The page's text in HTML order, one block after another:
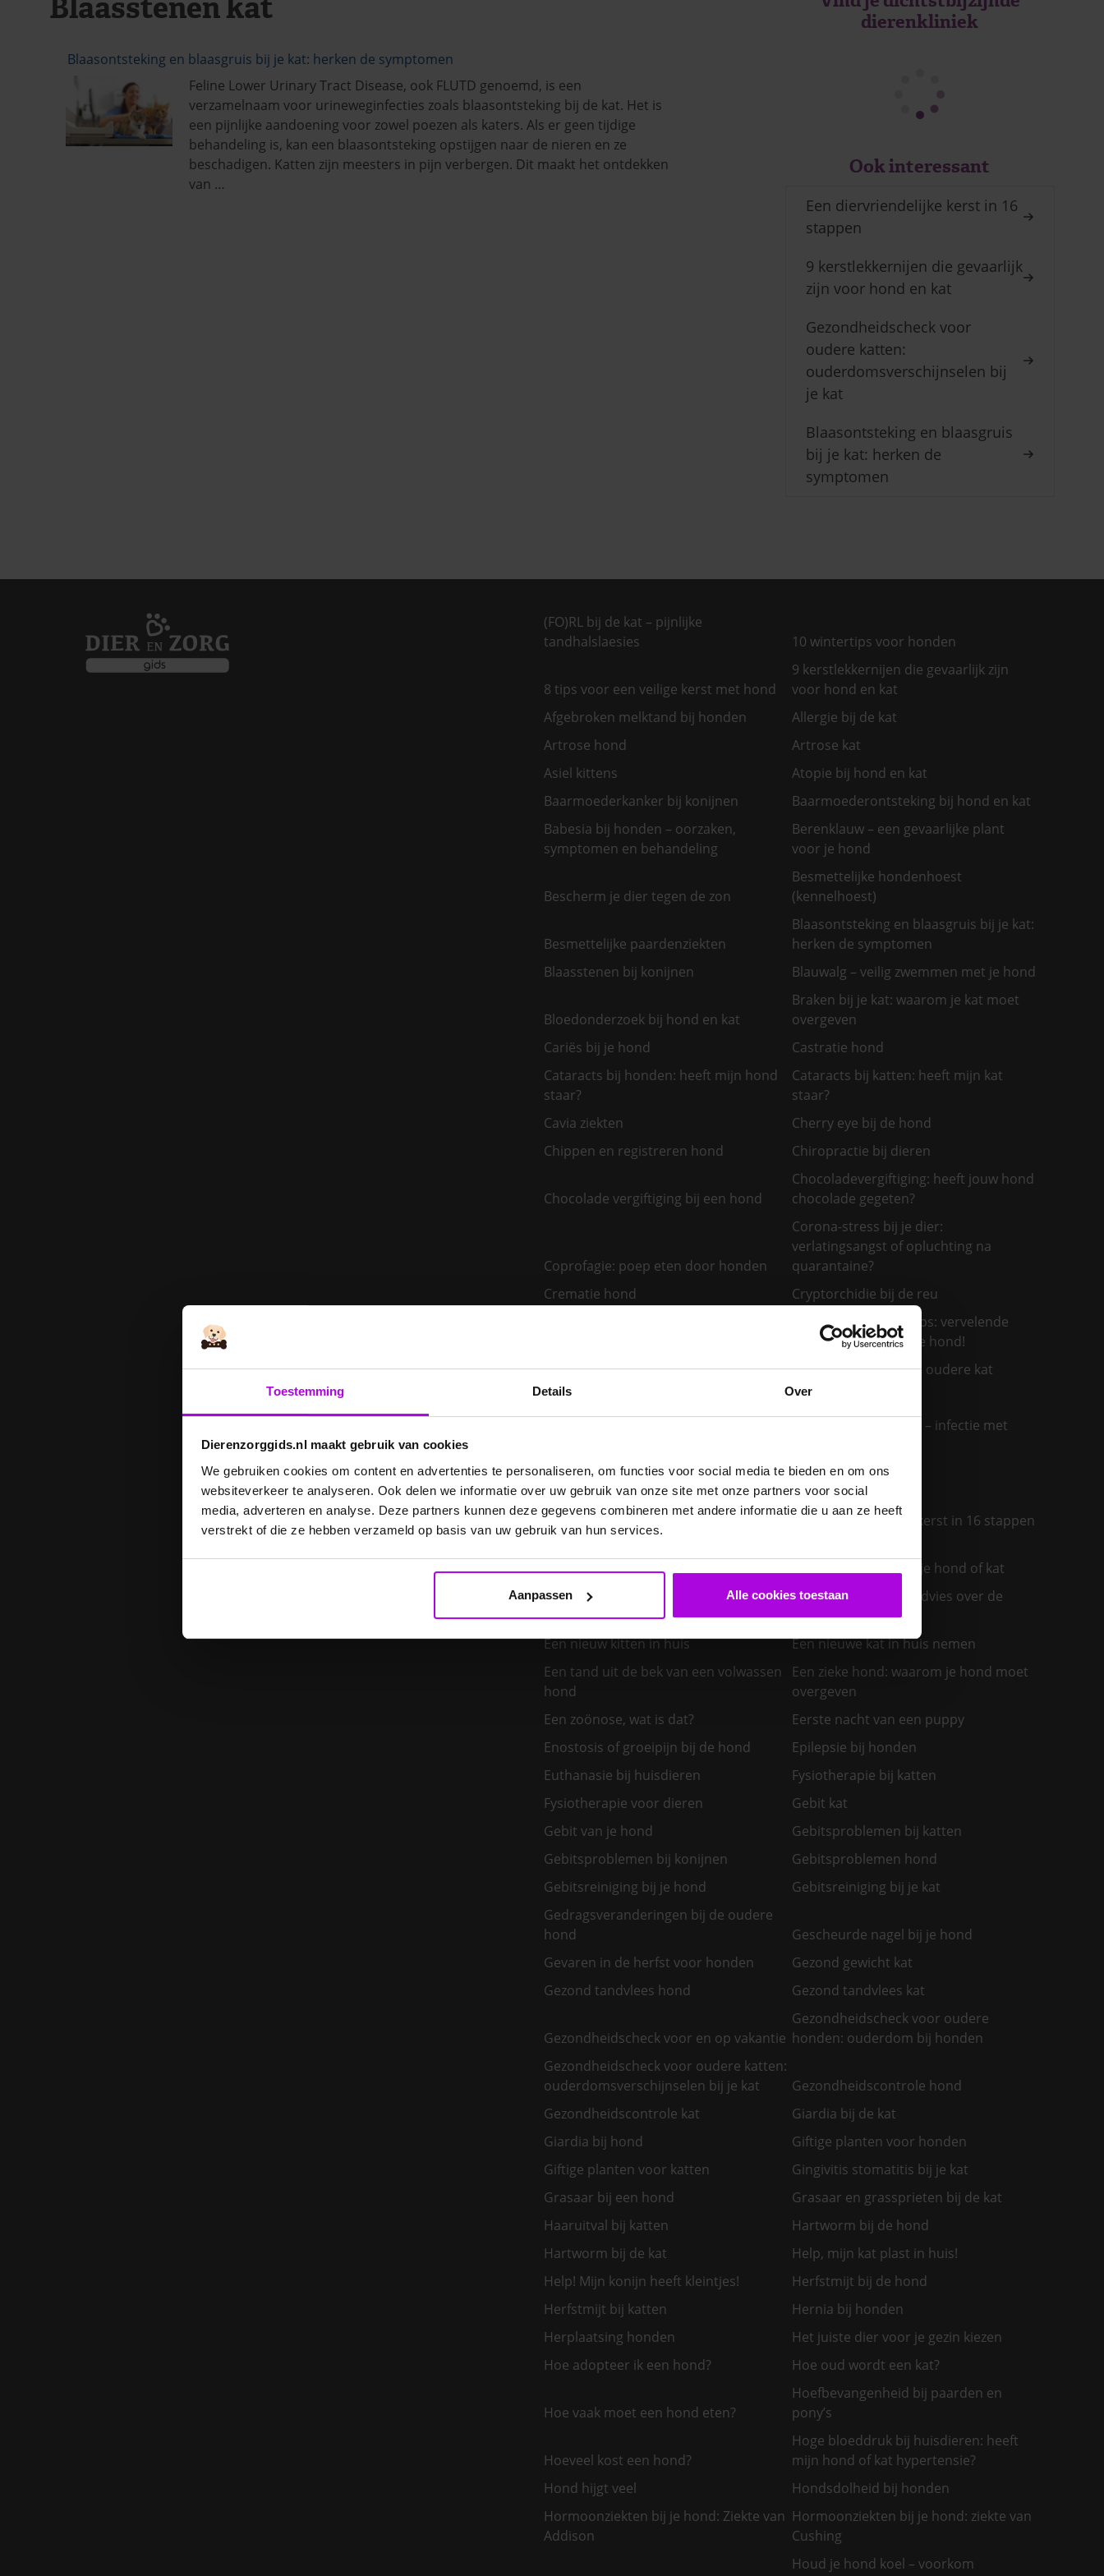
Toestemming Details Over
Dierenzorggids.nl maakt gebruik van cookies
We gebruiken cookies om content en advertenties te personaliseren, om functies voor social media te bieden en om ons
websiteverkeer te analyseren. Ook delen we informatie over uw gebruik van onze site met onze partners voor social
media, adverteren en analyse. Deze partners kunnen deze gegevens combineren met andere informatie die u aan ze heeft
verstrekt of die ze hebben verzameld op basis van uw gebruik van hun services.
Aanpassen Alle cookies toestaan
Blaasontsteking en blaasgruis bij je kat: herken de symptomen
Feline Lower Urinary Tract Disease, ook FLUTD genoemd, is een
verzamelnaam voor urineweginfecties zoals blaasontsteking bij de kat. Het is
een pijnlijke aandoening voor zowel poezen als katers. Als er geen tijdige
behandeling is, kan een blaasontsteking opstijgen naar de nieren en ze
beschadigen. Katten zijn meesters in pijn verbergen. Dit maakt het ontdekken
van …
dierenkliniek
Ook interessant
Een diervriendelijke kerst in 16
stappen
9 kerstlekkernijen die gevaarlijk
zijn voor hond en kat
Gezondheidscheck voor
oudere katten:
ouderdomsverschijnselen bij
je kat
Blaasontsteking en blaasgruis
bij je kat: herken de
symptomen
(FO)RL bij de kat – pijnlijke
tandhalslaesies
10 wintertips voor honden
8 tips voor een veilige kerst met hond
9 kerstlekkernijen die gevaarlijk zijn
voor hond en kat
Afgebroken melktand bij honden
Allergie bij de kat
Artrose hond
Artrose kat
Asiel kittens
Atopie bij hond en kat
Baarmoederkanker bij konijnen
Baarmoederontsteking bij hond en kat
Babesia bij honden – oorzaken,
symptomen en behandeling
Berenklauw – een gevaarlijke plant
voor je hond
Bescherm je dier tegen de zon
Besmettelijke hondenhoest
(kennelhoest)
Besmettelijke paardenziekten
Blaasontsteking en blaasgruis bij je kat:
herken de symptomen
Blaasstenen bij konijnen
Blauwalg – veilig zwemmen met je hond
Bloedonderzoek bij hond en kat
Braken bij je kat: waarom je kat moet
overgeven
Cariës bij je hond
Castratie hond
Cataracts bij honden: heeft mijn hond
staar?
Cataracts bij katten: heeft mijn kat
staar?
Cavia ziekten
Cherry eye bij de hond
Chippen en registreren hond
Chiropractie bij dieren
Chocolade vergiftiging bij een hond
Chocoladevergiftiging: heeft jouw hond
chocolade gegeten?
Coprofagie: poep eten door honden
Corona-stress bij je dier:
verlatingsangst of opluchting na
quarantaine?
Crematie hond
Cryptorchidie bij de reu
De eikenprocessierups: vervelende
irritatie voor jou en je hond!
De juiste dierenarts kiezen
De verzorging van de oudere kat
De ziekte van Lyme bij de hond
De ziekte van Weil
Demodex bij honden – infectie met
Diabetes bij honden: herken de
signalen van suikerziekte bij je hond
Diarree bij je kat
E. cuniculi bij het konijn
Een diervriendelijke kerst in 16 stappen
bij mij?
Een insectenbeet bij je hond of kat
Een klein huisdier kiezen
Een konijn in huis – advies over de
verzorging
Een nieuw kitten in huis
Een nieuwe kat in huis nemen
Een tand uit de bek van een volwassen
hond
Een zieke hond: waarom je hond moet
overgeven
Een zoönose, wat is dat?
Eerste nacht van een puppy
Enostosis of groeipijn bij de hond
Epilepsie bij honden
Euthanasie bij huisdieren
Fysiotherapie bij katten
Fysiotherapie voor dieren
Gebit kat
Gebit van je hond
Gebitsproblemen bij katten
Gebitsproblemen bij konijnen
Gebitsproblemen hond
Gebitsreiniging bij je hond
Gebitsreiniging bij je kat
Gedragsveranderingen bij de oudere
hond
Gescheurde nagel bij je hond
Gevaren in de herfst voor honden
Gezond gewicht kat
Gezond tandvlees hond
Gezond tandvlees kat
Gezondheidscheck voor en op vakantie
Gezondheidscheck voor oudere
honden: ouderdom bij honden
Gezondheidscheck voor oudere katten:
ouderdomsverschijnselen bij je kat
Gezondheidscontrole hond
Gezondheidscontrole kat
Giardia bij de kat
Giardia bij hond
Giftige planten voor honden
Giftige planten voor katten
Gingivitis stomatitis bij je kat
Grasaar bij een hond
Grasaar en grassprieten bij de kat
Haaruitval bij katten
Hartworm bij de hond
Hartworm bij de kat
Help, mijn kat plast in huis!
Help! Mijn konijn heeft kleintjes!
Herfstmijt bij de hond
Herfstmijt bij katten
Hernia bij honden
Herplaatsing honden
Het juiste dier voor je gezin kiezen
Hoe adopteer ik een hond?
Hoe oud wordt een kat?
Hoe vaak moet een hond eten?
Hoefbevangenheid bij paarden en
pony’s
Hoeveel kost een hond?
Hoge bloeddruk bij huisdieren: heeft
mijn hond of kat hypertensie?
Hond hijgt veel
Hondsdolheid bij honden
Hormoonziekten bij je hond: Ziekte van
Addison
Hormoonziekten bij je hond: ziekte van
Cushing
Houd je hond koel – voorkom